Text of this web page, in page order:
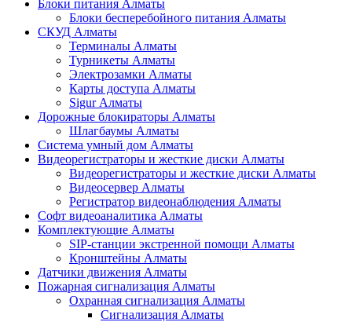
Блоки питания Алматы
Блоки бесперебойного питания Алматы
СКУД Алматы
Терминалы Алматы
Турникеты Алматы
Электрозамки Алматы
Карты доступа Алматы
Sigur Алматы
Дорожные блокираторы Алматы
Шлагбаумы Алматы
Система умный дом Алматы
Видеорегистраторы и жесткие диски Алматы
Видеорегистраторы и жесткие диски Алматы
Видеосервер Алматы
Регистратор видеонаблюдения Алматы
Софт видеоаналитика Алматы
Комплектующие Алматы
SIP-станции экстренной помощи Алматы
Кронштейны Алматы
Датчики движения Алматы
Пожарная сигнализация Алматы
Охранная сигнализация Алматы
Сигнализация Алматы